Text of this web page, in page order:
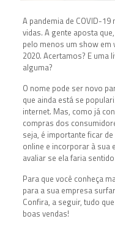
A pandemia de COVID-
vidas. A gente aposta
pelo menos um show
2020. Acertamos? E uma
alguma?
O nome pode ser novo
que ainda está se
internet. Mas, como já
compras dos
seja, é importante ficar
online e incorporar à sua
avaliar se ela faria
Para que você conheça
para a sua empresa
Confira, a seguir, tudo
boas vendas!